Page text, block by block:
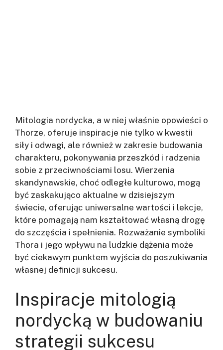
Mitologia nordycka, a w niej właśnie opowieści o
Thorze, oferuje inspiracje nie tylko w kwestii
siły i odwagi, ale również w zakresie budowania
charakteru, pokonywania przeszkód i radzenia
sobie z przeciwnościami losu. Wierzenia
skandynawskie, choć odległe kulturowo, mogą
być zaskakująco aktualne w dzisiejszym
świecie, oferując uniwersalne wartości i lekcje,
które pomagają nam kształtować własną drogę
do szczęścia i spełnienia. Rozważanie symboliki
Thora i jego wpływu na ludzkie dążenia może
być ciekawym punktem wyjścia do poszukiwania
własnej definicji sukcesu.
Inspiracje mitologią
nordycką w budowaniu
strategii sukcesu